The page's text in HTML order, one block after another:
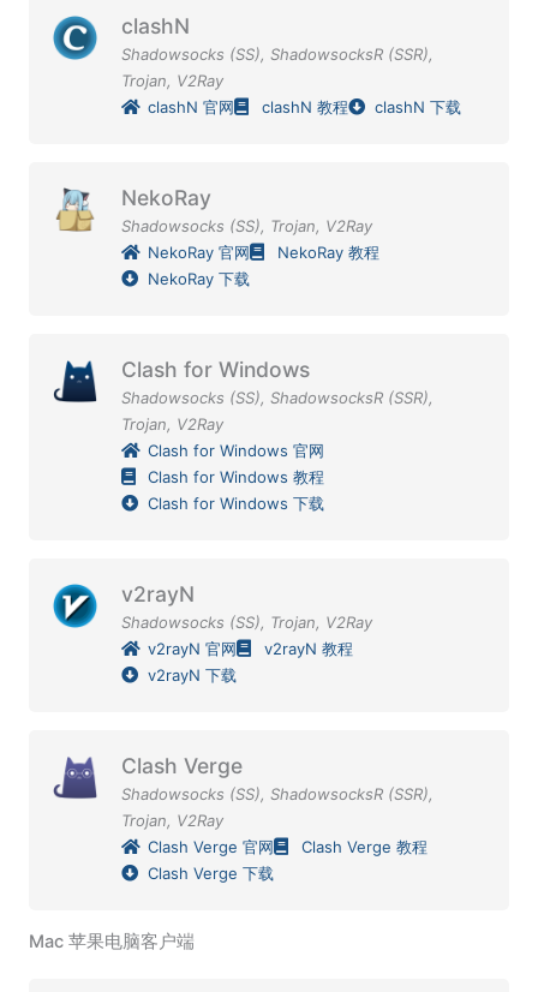
clashN
Shadowsocks (SS), ShadowsocksR (SSR),
Trojan, V2Ray
clashN 官网
clashN 教程 clashN 下载
NekoRay
Shadowsocks (SS), Trojan, V2Ray
NekoRay 官网
NekoRay 教程
NekoRay 下载
Clash for Windows
Shadowsocks (SS), ShadowsocksR (SSR),
Trojan, V2Ray
Clash for Windows 官网
Clash for Windows 教程
Clash for Windows 下载
v2rayN
Shadowsocks (SS), Trojan, V2Ray
v2rayN 官网
v2rayN 教程
v2rayN 下载
Clash Verge
Shadowsocks (SS), ShadowsocksR (SSR),
Trojan, V2Ray
Clash Verge 官网
Clash Verge 教程
Clash Verge 下载
Mac 苹果电脑客户端